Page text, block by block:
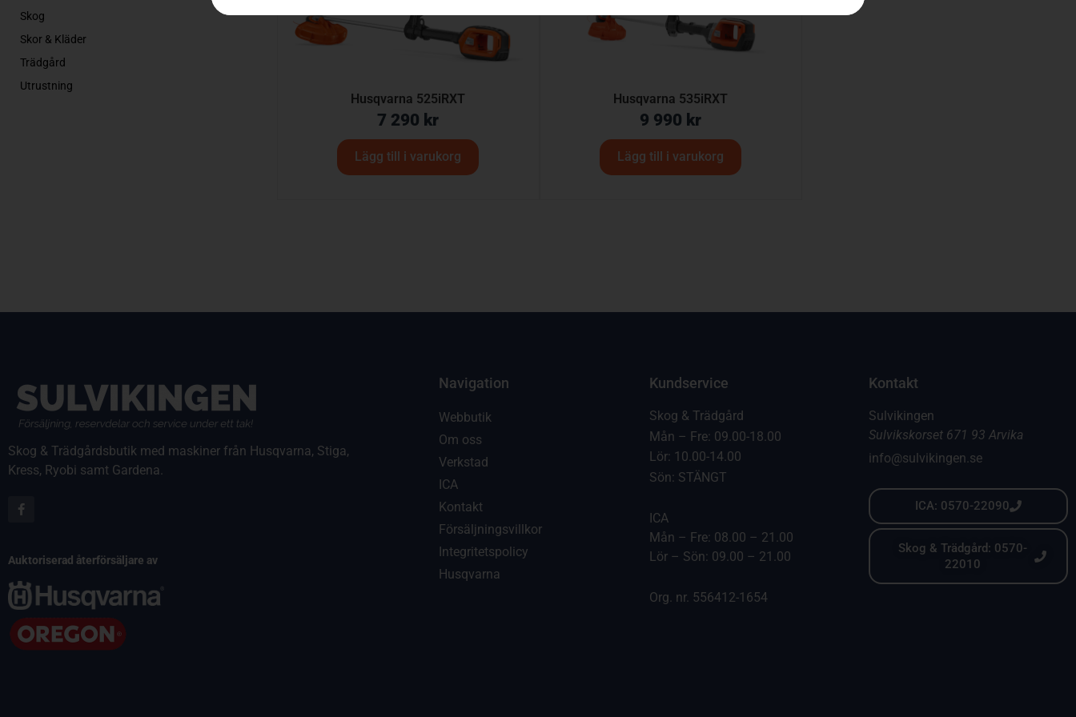
Skog
Skor & Kläder
Trädgård
Utrustning
Husqvarna 525iRXT
7 290 kr
Lägg till i varukorg
Husqvarna 535iRXT
9 990 kr
Lägg till i varukorg
Skog & Trädgårdsbutik med maskiner från Husqvarna, Stiga,
Kress, Ryobi samt Gardena.
Auktoriserad återförsäljare av
Navigation
Webbutik
Om oss
Verkstad
ICA
Kontakt
Försäljningsvillkor
Integritetspolicy
Husqvarna
Kundservice
Skog & Trädgård
Mån – Fre: 09.00-18.00
Lör: 10.00-14.00
Sön: STÄNGT
ICA
Mån – Fre: 08.00 – 21.00
Lör – Sön: 09.00 – 21.00
Org. nr. 556412-1654
Kontakt
Sulvikingen
Sulvikskorset 671 93 Arvika
info@sulvikingen.se
ICA: 0570-22090
Skog & Trädgård: 0570-
22010